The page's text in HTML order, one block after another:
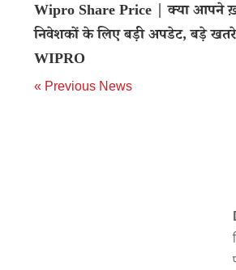
Wipro Share Price | क्या आपने
निवेशकों के लिए बड़ी अपडेट, बड़े
WIPRO
« Previous News